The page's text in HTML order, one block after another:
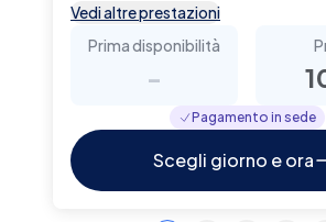
Vedi altre prestazioni
Prima disponibilità
-
Pagamento in sede
Scegli giorno e ora